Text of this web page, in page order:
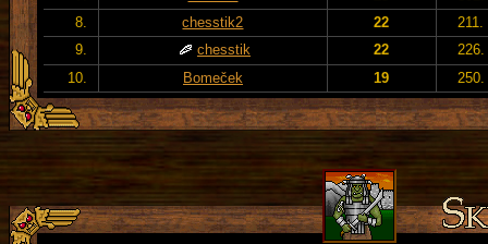
8.
chesstik2 22
211.
9.
chesstik 22
10.
Bomeček 19